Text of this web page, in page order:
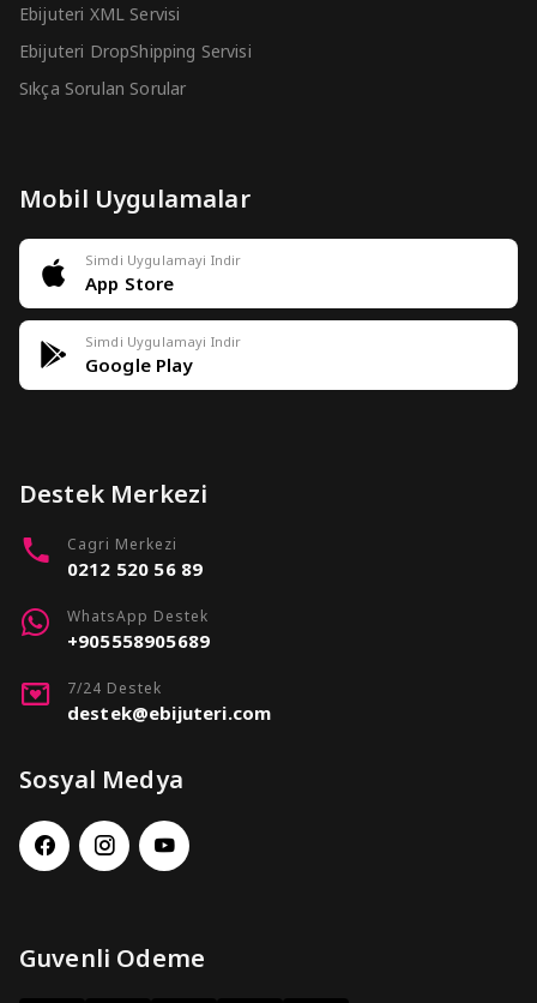
Ebijuteri XML Servisi
Ebijuteri DropShipping Servisi
Sıkça Sorulan Sorular
Mobil Uygulamalar
Simdi Uygulamayi Indir
App Store
Simdi Uygulamayi Indir
Google Play
Destek Merkezi
Cagri Merkezi
0212 520 56 89
WhatsApp Destek
+905558905689
7/24 Destek
destek@ebijuteri.com
Sosyal Medya
Guvenli Odeme